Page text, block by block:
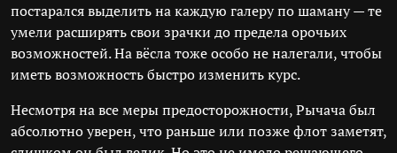
постарался выделить на каждую галеру по шаману — те
умели расширять свои зрачки до предела орочьих
возможностей. На вёсла тоже особо не налегали, чтобы
иметь возможность быстро изменить курс.
Несмотря на все меры предосторожности, Рычача был
абсолютно уверен, что раньше или позже флот заметят,